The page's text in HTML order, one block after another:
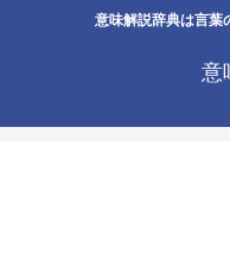
意味解説辞典は言葉
意